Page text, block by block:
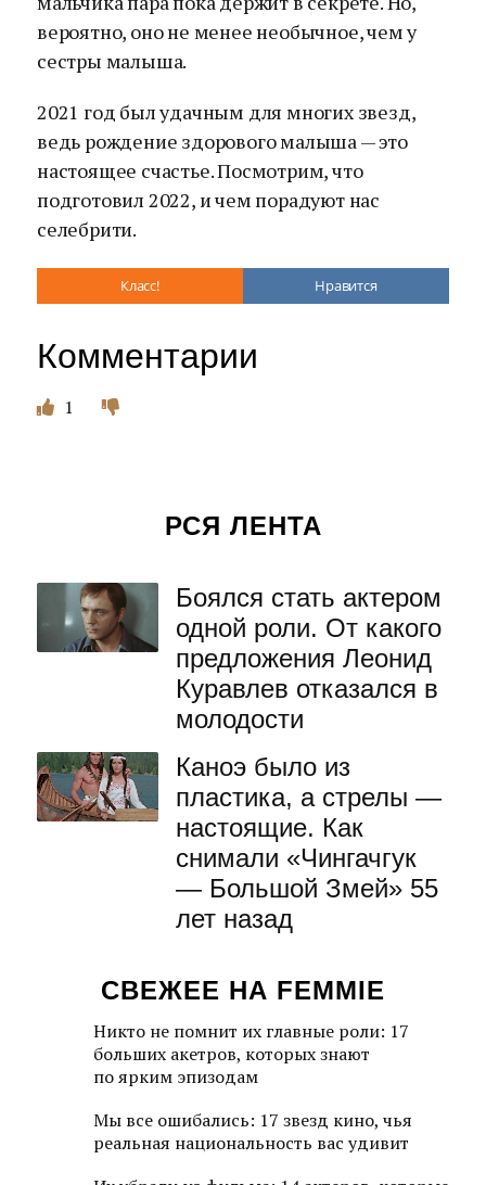
вероятно, оно не менее необычное, чем у
сестры малыша.
2021 год был удачным для многих звезд,
ведь рождение здорового малыша — это
настоящее счастье. Посмотрим, что
подготовил 2022, и чем порадуют нас
селебрити.
Класс! Нравится
Комментарии
1
РСЯ ЛЕНТА
Боялся стать актером
одной роли. От какого
предложения Леонид
Куравлев отказался в
молодости
Каноэ было из
пластика, а стрелы —
настоящие. Как
снимали «Чингачгук
— Большой Змей» 55
лет назад
СВЕЖЕЕ НА FEMMIE
Никто не помнит их главные роли: 17
больших акетров, которых знают
по ярким эпизодам
Мы все ошибались: 17 звезд кино, чья
реальная национальность вас удивит